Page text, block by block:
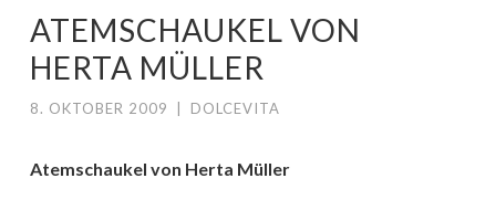
ATEMSCHAUKEL VON
HERTA MÜLLER
8. OKTOBER 2009 DOLCEVITA
Atemschaukel von Herta Müller